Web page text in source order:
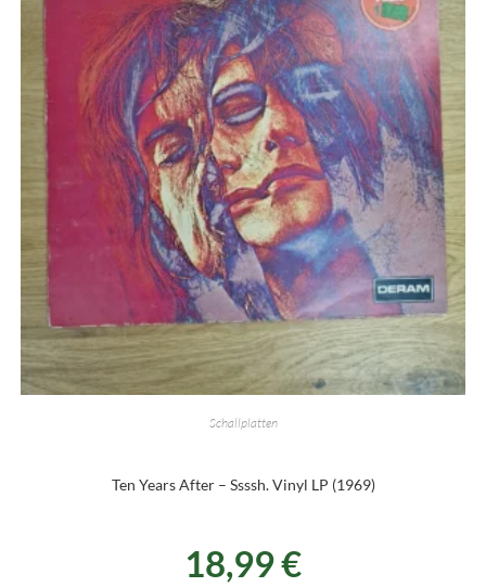
Schallplatten
Ten Years After – Ssssh. Vinyl LP (1969)
18,99€